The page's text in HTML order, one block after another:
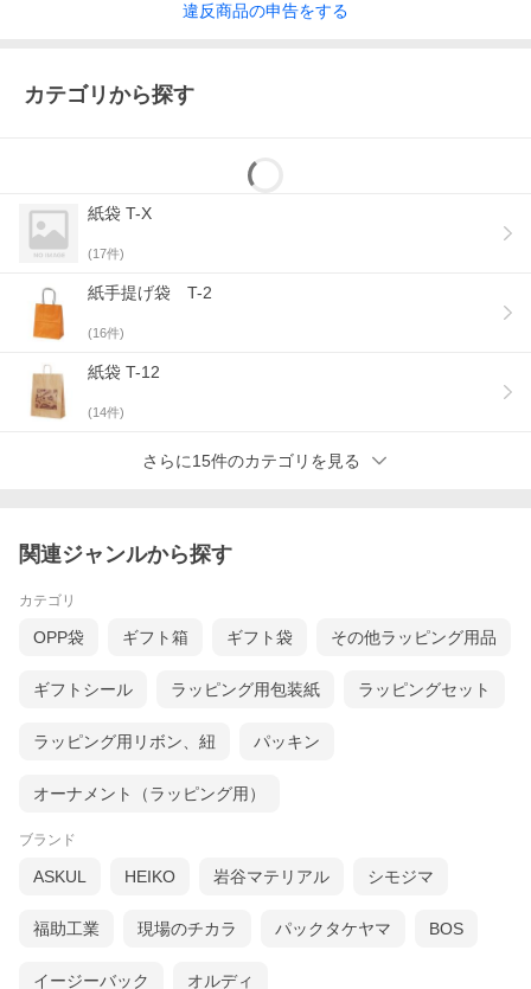
違反商品の申告をする
カテゴリから探す
紙袋 T-X
(17件)
紙手提げ袋 T-2
(16件)
紙袋 T-12
(14件)
さらに15件のカテゴリを見る
関連ジャンルから探す
カテゴリ
OPP袋 ギフト箱 ギフト袋 その他ラッピング用品
ギフトシール ラッピング用包装紙 ラッピングセット
ラッピング用リボン、紐 パッキン
オーナメント（ラッピング用）
ブランド
ASKUL HEIKO 岩谷マテリアル シモジマ
福助工業 現場のチカラ パックタケヤマ BOS
イージーバック オルディ